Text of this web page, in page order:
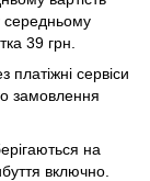
середньому
39 грн.
платіжні сервіси
замовлення
на
включно.